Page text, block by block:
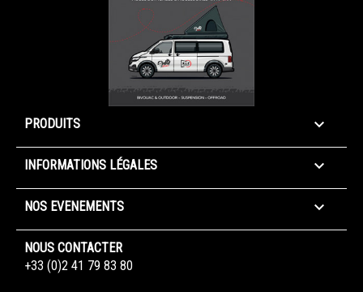
PRODUITS 
INFORMATIONS LÉGALES 
NOS EVENEMENTS 
NOUS CONTACTER
+33 (0)2 41 79 83 80